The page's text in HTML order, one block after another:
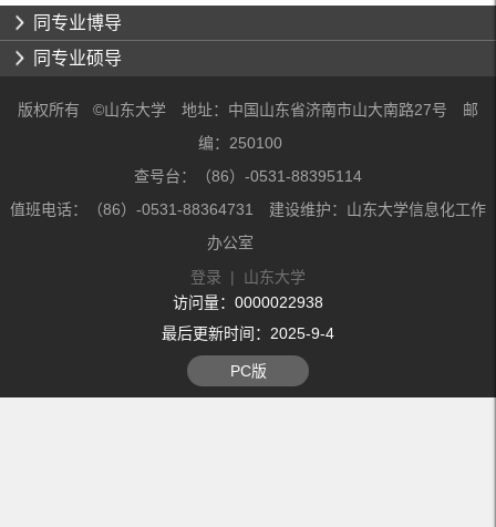
同专业博导
同专业硕导
版权所有 ©山东大学 地址：中国山东省济南市山大南路27号 邮
编：250100
查号台：（86）-0531-88395114
值班电话：（86）-0531-88364731 建设维护：山东大学信息化工作
办公室
登录 | 山东大学
访问量： 0000022938
最后更新时间： 2025-9-4
PC版